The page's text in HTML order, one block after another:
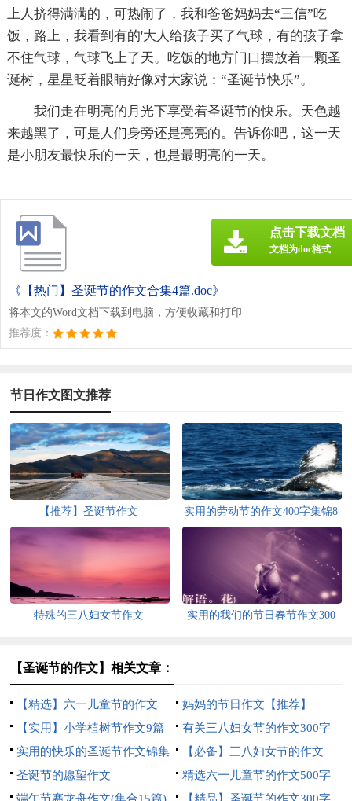
上人挤得满满的，可热闹了，我和爸爸妈妈去“三信”吃
饭，路上，我看到有的'大人给孩子买了气球，有的孩子拿
不住气球，气球飞上了天。吃饭的地方门口摆放着一颗圣
诞树，星星眨着眼睛好像对大家说：“圣诞节快乐”。
我们走在明亮的月光下享受着圣诞节的快乐。天色越
来越黑了，可是人们身旁还是亮亮的。告诉你吧，这一天
是小朋友最快乐的一天，也是最明亮的一天。
《【热门】圣诞节的作文合集4篇.doc》
将本文的Word文档下载到电脑，方便收藏和打印
推荐度：
点击下载文档
文档为doc格式
节日作文图文推荐
【推荐】圣诞节作文
实用的劳动节的作文400字集锦8
篇
特殊的三八妇女节作文
实用的我们的节日春节作文300
【圣诞节的作文】相关文章：
【精选】六一儿童节的作文
200字四篇
妈妈的节日作文【推荐】
【实用】小学植树节作文9篇
有关三八妇女节的作文300字
集合9篇
实用的快乐的圣诞节作文锦集
9篇
【必备】三八妇女节的作文
200字汇编六篇
圣诞节的愿望作文
精选六一儿童节的作文500字
集锦六篇
端午节赛龙舟作文(集合15篇) 【精品】圣诞节的作文300字